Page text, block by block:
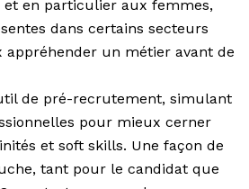
en particulier aux femmes,
dans certains secteurs
appréhender un métier avant de
de pré-recrutement, simulant
pour mieux cerner
et soft skills. Une façon de
tant pour le candidat que